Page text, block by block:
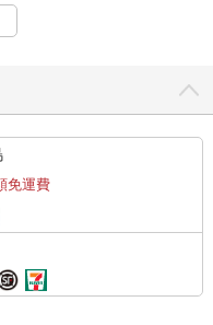
幾個月前對我說的話重複
生。」
是我唯一認識的同性戀，
女同志的刻板印象，但我
回到維克多維爾。想必她
上長途奔馳的感受。某個
利，他們雖然不怎麼高
免運費